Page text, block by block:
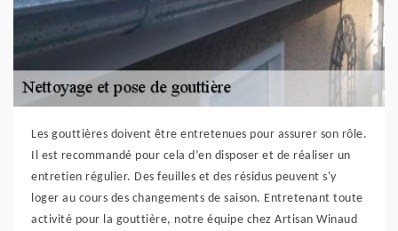
Les gouttières doivent être entretenues pour assurer son rôle.
Il est recommandé pour cela d’en disposer et de réaliser un
entretien régulier. Des feuilles et des résidus peuvent s'y
loger au cours des changements de saison. Entretenant toute
activité pour la gouttière, notre équipe chez Artisan Winaud